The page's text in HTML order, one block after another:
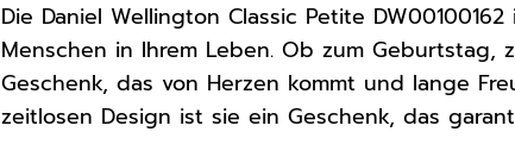
Die Daniel Wellington Classic Petite
Menschen in Ihrem Leben. Ob zum
Geschenk, das von Herzen kommt und lange
zeitlosen Design ist sie ein Geschenk, das